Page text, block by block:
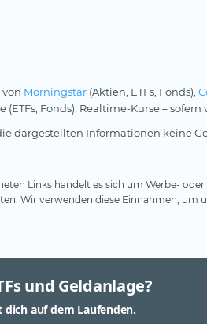
Morningstar (Aktien, ETFs, Fonds),
(ETFs, Fonds). Realtime-Kurse –
dargestellten Informationen keine
Links handelt es sich um Werbe-
Wir verwenden diese Einnahmen,
und Geldanlage?
auf dem Laufenden.